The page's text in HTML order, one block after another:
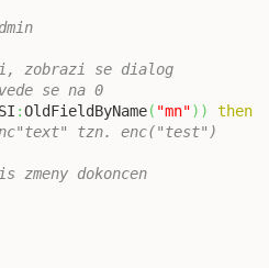
zobrazi se dialog
se na 0
:OldFieldByName( "mn") )
then
tzn. enc("test")
dokoncen